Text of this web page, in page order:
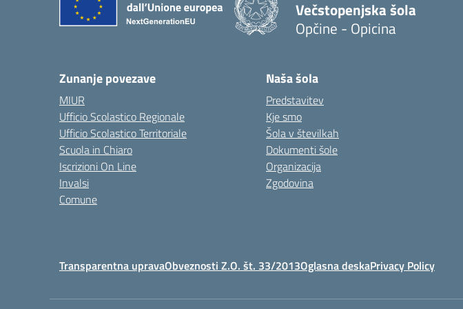
Večstopenjska šola
Opčine - Opicina
Zunanje povezave
MIUR
Ufficio Scolastico Regionale
Ufficio Scolastico Territoriale
Scuola in Chiaro
Iscrizioni On Line
Invalsi
Comune
Naša šola
Predstavitev
Kje smo
Šola v številkah
Dokumenti šole
Organizacija
Zgodovina
Transparentna upravaObveznosti Z.O. št. 33/2013Oglasna deskaPrivacy Policy